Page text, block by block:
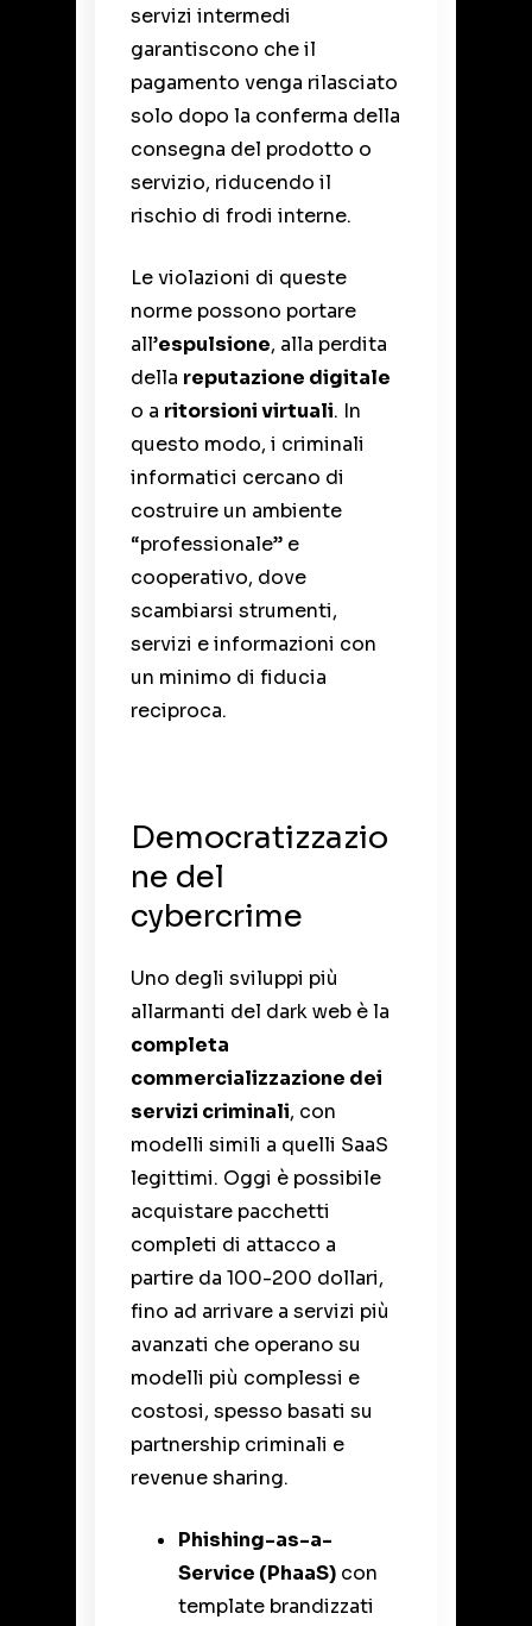
servizi intermedi
garantiscono che il
pagamento venga rilasciato
solo dopo la conferma della
consegna del prodotto o
servizio, riducendo il
rischio di frodi interne.
Le violazioni di queste
norme possono portare
all’espulsione, alla perdita
della reputazione digitale
o a ritorsioni virtuali. In
questo modo, i criminali
informatici cercano di
costruire un ambiente
“professionale” e
cooperativo, dove
scambiarsi strumenti,
servizi e informazioni con
un minimo di fiducia
reciproca.
Democratizzazio
ne del
cybercrime
Uno degli sviluppi più
allarmanti del dark web è la
completa
commercializzazione dei
servizi criminali, con
modelli simili a quelli SaaS
legittimi. Oggi è possibile
acquistare pacchetti
completi di attacco a
partire da 100-200 dollari,
fino ad arrivare a servizi più
avanzati che operano su
modelli più complessi e
costosi, spesso basati su
partnership criminali e
revenue sharing.
Phishing-as-a-
Service (PhaaS) con
template brandizzati